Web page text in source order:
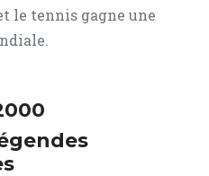
le tennis gagne une